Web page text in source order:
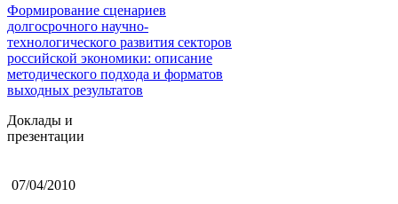
Формирование сценариев
долгосрочного научно-
технологического развития секторов
российской экономики: описание
методического подхода и форматов
выходных результатов
Доклады и
презентации
07/04/2010